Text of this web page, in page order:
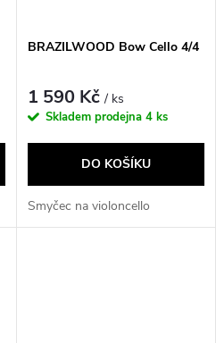
BRAZILWOOD Bow Cello 4/4
1 590 Kč/ ks
Skladem prodejna 4 ks
DO KOŠÍKU
Smyčec na violoncello